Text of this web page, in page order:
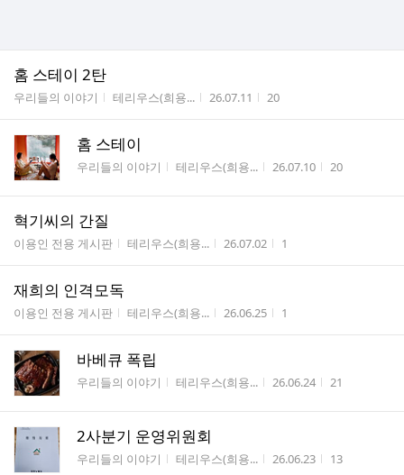
홈 스테이 2탄
게시판명
우리들의 이야기 작성자
테리우스(희용... 작성시간
26.07.11 조회수
20
홈 스테이
게시판명
우리들의 이야기 작성자
테리우스(희용... 작성시간
26.07.10 조회수
20
혁기씨의 간질
게시판명
이용인 전용 게시판 작성자
테리우스(희용... 작성시간
26.07.02 조회수
1
재희의 인격모독
게시판명
이용인 전용 게시판 작성자
테리우스(희용... 작성시간
26.06.25 조회수
1
바베큐 폭립
게시판명
우리들의 이야기 작성자
테리우스(희용... 작성시간
26.06.24 조회수
21
2사분기 운영위원회
게시판명
우리들의 이야기 작성자
테리우스(희용... 작성시간
26.06.23 조회수
13